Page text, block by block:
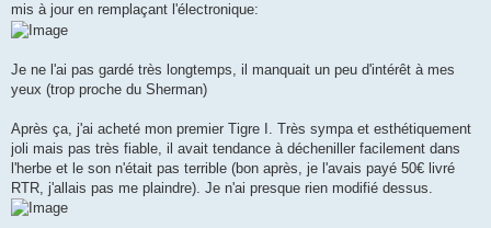
mis à jour en remplaçant l'électronique:
Je ne l'ai pas gardé très longtemps, il manquait un peu d'intérêt à mes
yeux (trop proche du Sherman)
Après ça, j'ai acheté mon premier Tigre I. Très sympa et esthétiquement
joli mais pas très fiable, il avait tendance à décheniller facilement dans
l'herbe et le son n'était pas terrible (bon après, je l'avais payé 50€ livré
RTR, j'allais pas me plaindre). Je n'ai presque rien modifié dessus.